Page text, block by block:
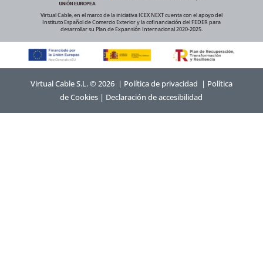
Virtual Cable, en el marco de la iniciativa ICEX NEXT cuenta con el apoyo del
Instituto Español de Comercio Exterior y la cofinanciación del FEDER para
desarrollar su Plan de Expansión Internacional 2020-2025.
Virtual Cable S.L. © 2026 | Política de privacidad | Política
de Cookies | Declaración de accesibilidad